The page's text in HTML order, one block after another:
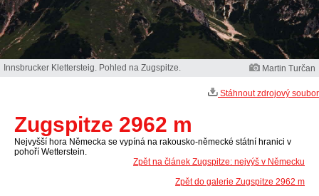
Innsbrucker Klettersteig. Pohled na Zugspitze. Martin Turčan
Stáhnout zdrojový soubor
Zugspitze 2962 m
Nejvyšší hora Německa se vypíná na rakousko-německé státní hranici v
pohoří Wetterstein.
Zpět na článek Zugspitze: nejvýš v Německu
Zpět do galerie Zugspitze 2962 m